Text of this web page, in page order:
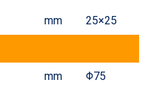
mm 25×25
mm Φ75